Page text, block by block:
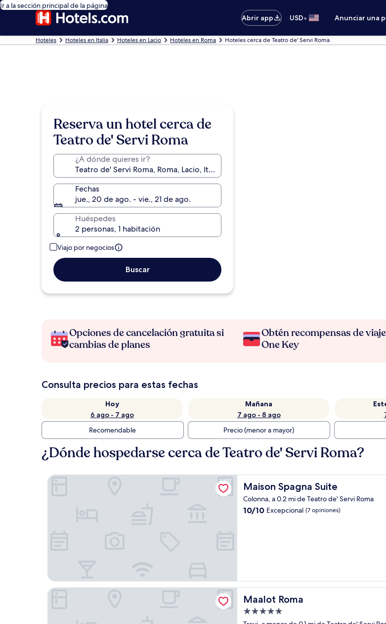
Ir a la sección principal de la página
Abrir app
USD• Anunciar una
Hoteles Hoteles en Italia Hoteles en Lacio Hoteles en Roma Hoteles cerca de Teatro de' Servi Roma
Reserva un hotel cerca de
Teatro de' Servi Roma
¿A dónde quieres ir?
Fechas
jue., 20 de ago. - vie., 21 de ago.
Huéspedes
2 personas, 1 habitación
Viajo por negocios
Buscar
Opciones de cancelación gratuita si
cambias de planes
Obtén recompensas de
One Key
Consulta precios para estas fechas
Hoy
6 ago - 7 ago
Mañana
7 ago - 8 ago
Recomendable
Precio (menor a mayor)
¿Dónde hospedarse cerca de Teatro de' Servi Roma?
Maison Spagna Suite
Maison Spagna Suite
Colonna, a 0.2 mi de Teatro de' Servi Roma
10.0
10/10 Excepcional (7 opiniones)
Maison Spagna Suite
Maalot Roma
Maalot Roma
Propiedad
Maalot Roma